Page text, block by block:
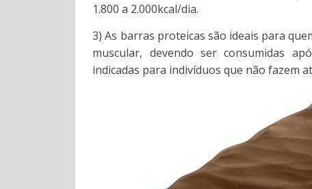
1.800 a 2.000kcal/dia.
3) As barras proteicas são ideais para
muscular, devendo ser consumidas
indicadas para indivíduos que não fazem